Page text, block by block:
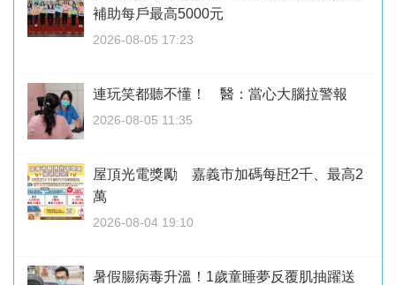
補助每戶最高5000元
2026-08-05 17:23
連玩笑都聽不懂！ 醫：當心大腦拉警報
2026-08-05 11:35
屋頂光電獎勵 嘉義市加碼每瓩2千、最高2
萬
2026-08-04 19:10
暑假腸病毒升溫！1歲童睡夢反覆肌抽躍送